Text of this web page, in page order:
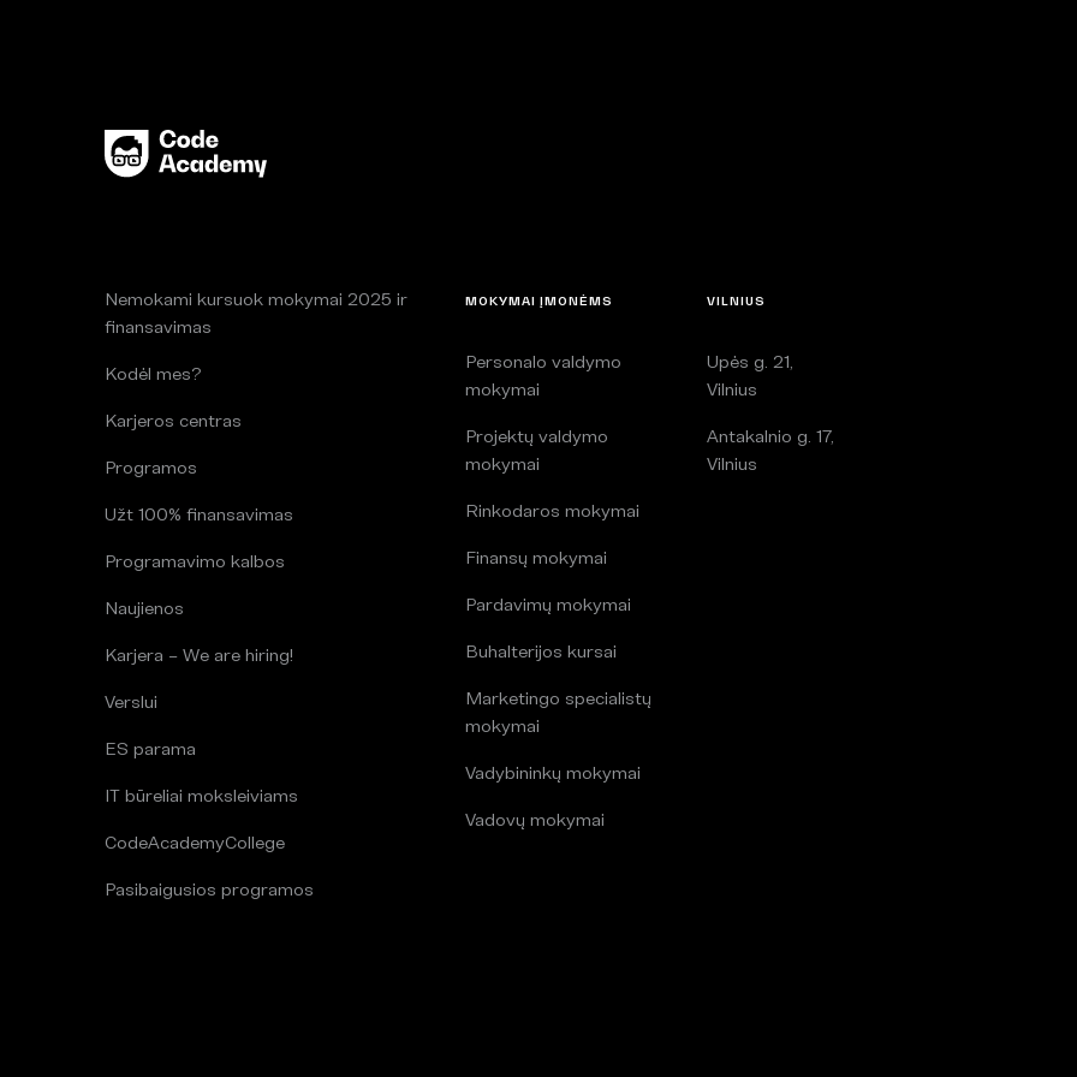
Nemokami kursuok mokymai 2025 ir
finansavimas
Kodėl mes?
Karjeros centras
Programos
Užt 100% finansavimas
Programavimo kalbos
Naujienos
Karjera – We are hiring!
Verslui
ES parama
IT būreliai moksleiviams
CodeAcademyCollege
Pasibaigusios programos
MOKYMAI ĮMONĖMS
Personalo valdymo
mokymai
Projektų valdymo
mokymai
Rinkodaros mokymai
Finansų mokymai
Pardavimų mokymai
Buhalterijos kursai
Marketingo specialistų
mokymai
Vadybininkų mokymai
Vadovų mokymai
VILNIUS
Upės g. 21,
Vilnius
Antakalnio g. 17,
Vilnius